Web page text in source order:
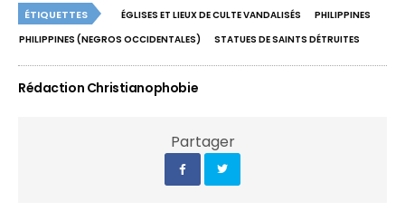
ÉTIQUETTES ÉGLISES ET LIEUX DE CULTE VANDALISÉS
PHILIPPINES
PHILIPPINES (NEGROS OCCIDENTALES)
STATUES DE SAINTS DÉTRUITES
Rédaction Christianophobie
Partager